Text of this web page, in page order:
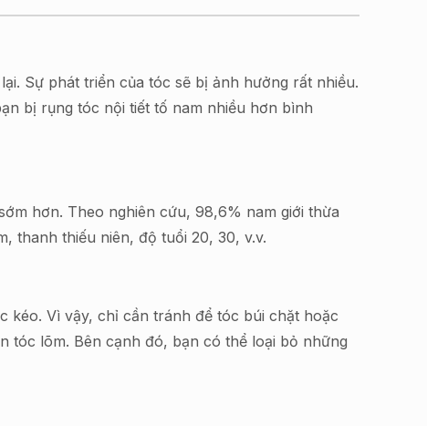
Sự phát triển của tóc sẽ bị ảnh hưởng rất nhiều.
bị rụng tóc nội tiết tố nam nhiều hơn bình
hơn. Theo nghiên cứu, 98,6% nam giới thừa
thanh thiếu niên, độ tuổi 20, 30, v.v.
kéo. Vì vậy, chỉ cần tránh để tóc búi chặt hoặc
tóc lõm. Bên cạnh đó, bạn có thể loại bỏ những